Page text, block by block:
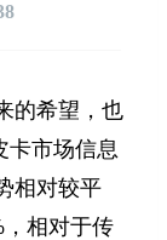
希望，也
卡市场信息
相对较平
相对于传